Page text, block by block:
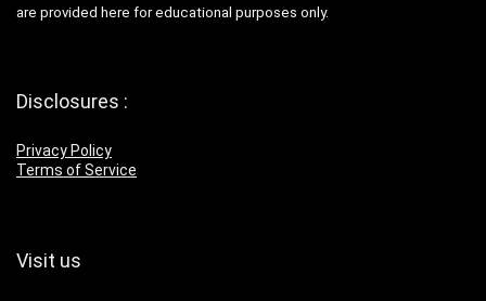
are provided here for educational purposes only.
Disclosures :
Privacy Policy
Terms of Service
Visit us